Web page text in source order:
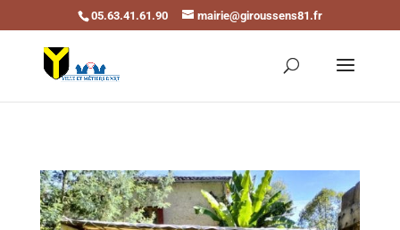
Ouvrir la barre d’outils
05.63.41.61.90 mairie@giroussens81.fr